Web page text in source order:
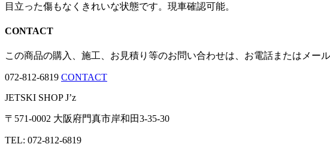
目立った傷もなくきれいな状態です。現車確認可能。
CONTACT
この商品の購入、施工、お見積り等のお問い合わせは、お電話またはメー
072-812-6819 CONTACT
JETSKI SHOP J’z
〒571-0002 大阪府門真市岸和田3-35-30
TEL: 072-812-6819